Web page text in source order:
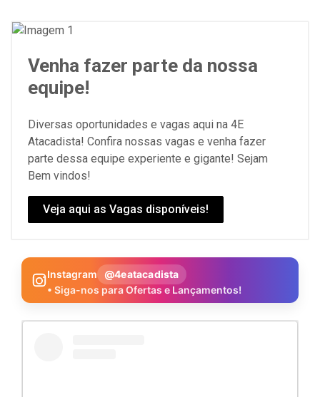
Venha fazer parte da nossa
equipe!
Diversas oportunidades e vagas aqui na 4E
Atacadista! Confira nossas vagas e venha fazer
parte dessa equipe experiente e gigante! Sejam
Bem vindos!
Veja aqui as Vagas disponíveis!
Instagram
@4eatacadista
• Siga-nos para Ofertas e Lançamentos!